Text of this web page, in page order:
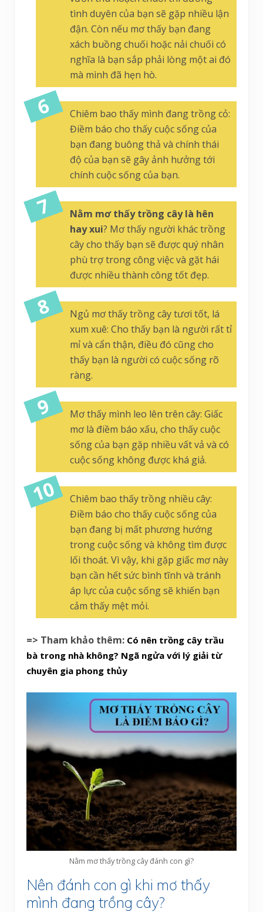
tình duyên của bạn sẽ gặp nhiều lận
đận. Còn nếu mơ thấy bạn đang
xách buồng chuối hoặc nải chuối có
nghĩa là bạn sắp phải lòng một ai đó
mà mình đã hẹn hò.
Chiêm bao thấy mình đang trồng cỏ:
Điềm báo cho thấy cuộc sống của
bạn đang buông thả và chính thái
độ của bạn sẽ gây ảnh hưởng tới
chính cuộc sống của bạn.
Nằm mơ thấy trồng cây là hên
hay xui? Mơ thấy người khác trồng
cây cho thấy bạn sẽ được quý nhân
phù trợ trong công việc và gặt hái
được nhiều thành công tốt đẹp.
Ngủ mơ thấy trồng cây tươi tốt, lá
xum xuê: Cho thấy bạn là người rất tỉ
mỉ và cẩn thận, điều đó cũng cho
thấy bạn là người có cuộc sống rõ
ràng.
Mơ thấy mình leo lên trên cây: Giấc
mơ là điềm báo xấu, cho thấy cuộc
sống của bạn gặp nhiều vất vả và có
cuộc sống không được khá giả.
Chiêm bao thấy trồng nhiều cây:
Điềm báo cho thấy cuộc sống của
bạn đang bị mất phương hướng
trong cuộc sống và không tìm được
lối thoát. Vì vậy, khi gặp giấc mơ này
bạn cần hết sức bình tĩnh và tránh
áp lực của cuộc sống sẽ khiến bạn
cảm thấy mệt mỏi.
=> Tham khảo thêm: Có nên trồng cây trầu
bà trong nhà không? Ngã ngửa với lý giải từ
chuyên gia phong thủy
Nằm mơ thấy trồng cây đánh con gì?
Nên đánh con gì khi mơ thấy
mình đang trồng cây?